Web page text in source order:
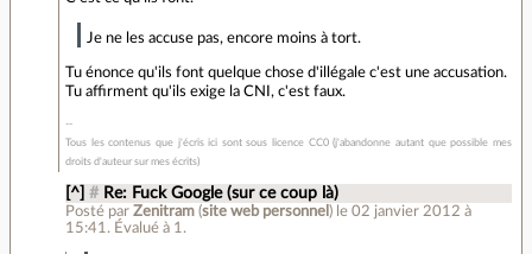
Je ne les accuse pas, encore moins à tort.
Tu énonce qu'ils font quelque chose d'illégale c'est une accusation.
Tu affirment qu'ils exige la CNI, c'est faux.
Tous les contenus que j'écris ici sont sous licence CC0 (j'abandonne autant que possible mes
droits d'auteur sur mes écrits)
[^] # Re: Fuck Google (sur ce coup là)
Posté parZenitram (site web personnel ) le 02 janvier 2012 à
15:41. Évalué à 1.